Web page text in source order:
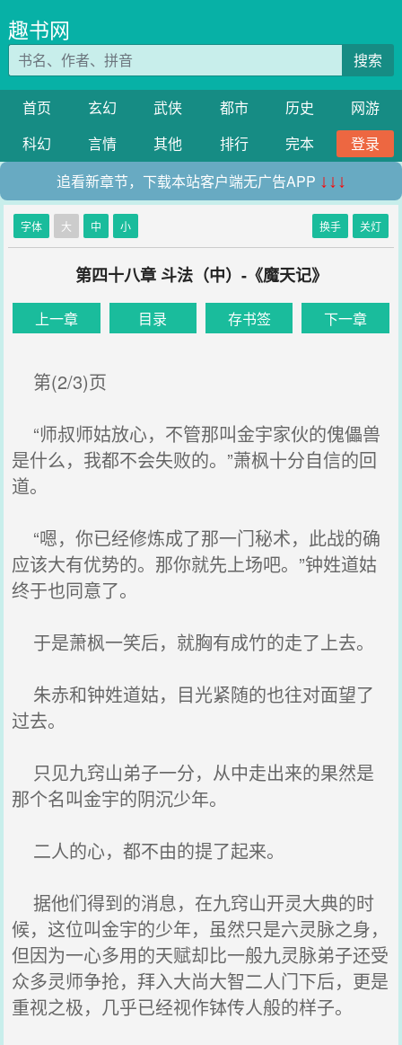
趣书网
搜索
首页 玄幻 武侠 都市 历史
网游
科幻
言情 其他 排行 完本
登录
追看新章节，下载本站客户端无广告APP ↓↓↓
字体 大 中 小 换手 关灯
第四十八章 斗法（中）-《魔天记》
上一章 目录 存书签 下一章
第(2/3)页
“师叔师姑放心，不管那叫金宇家伙的傀儡兽
是什么，我都不会失败的。”萧枫十分自信的回
道。
“嗯，你已经修炼成了那一门秘术，此战的确
应该大有优势的。那你就先上场吧。”钟姓道姑
终于也同意了。
于是萧枫一笑后，就胸有成竹的走了上去。
朱赤和钟姓道姑，目光紧随的也往对面望了
过去。
只见九窍山弟子一分，从中走出来的果然是
那个名叫金宇的阴沉少年。
二人的心，都不由的提了起来。
据他们得到的消息，在九窍山开灵大典的时
候，这位叫金宇的少年，虽然只是六灵脉之身，
但因为一心多用的天赋却比一般九灵脉弟子还受
众多灵师争抢，拜入大尚大智二人门下后，更是
重视之极，几乎已经视作钵传人般的样子。